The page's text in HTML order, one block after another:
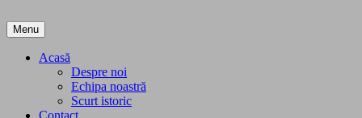
to
content
Menu
Acasă
Despre noi
Echipa noastră
Scurt istoric
Contact